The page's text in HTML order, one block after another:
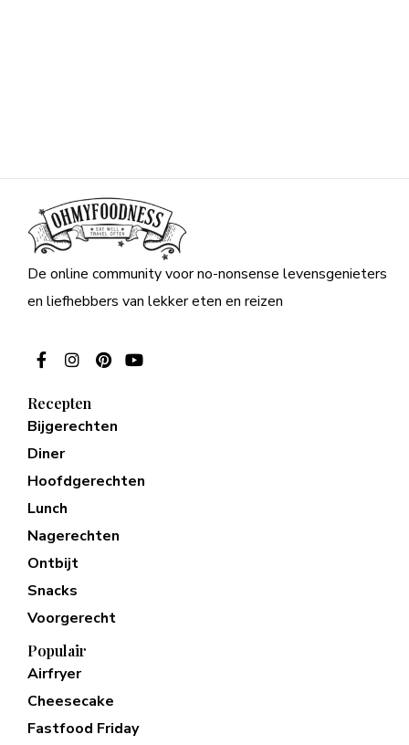
De online community voor no-nonsense levensgenieters
en liefhebbers van lekker eten en reizen
Recepten
Bijgerechten
Diner
Hoofdgerechten
Lunch
Nagerechten
Ontbijt
Snacks
Voorgerecht
Populair
Airfryer
Cheesecake
Fastfood Friday